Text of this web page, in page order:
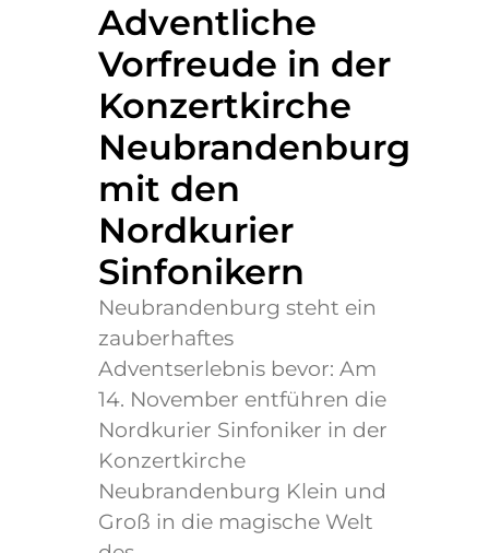
Adventliche
Vorfreude in der
Konzertkirche
Neubrandenburg
mit den
Nordkurier
Sinfonikern
Neubrandenburg steht ein
zauberhaftes
Adventserlebnis bevor: Am
14. November entführen die
Nordkurier Sinfoniker in der
Konzertkirche
Neubrandenburg Klein und
Groß in die magische Welt